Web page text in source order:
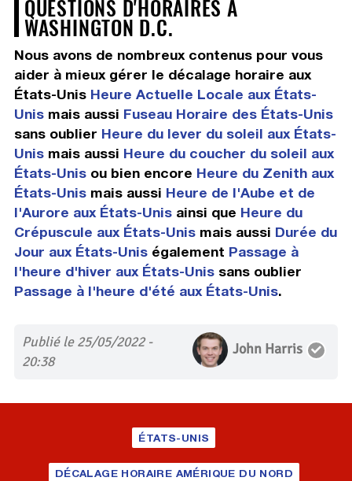
QUESTIONS D'HORAIRES À
WASHINGTON D.C.
Nous avons de nombreux contenus pour vous
aider à mieux gérer le décalage horaire aux
États-Unis Heure Actuelle Locale aux États-
Unismais aussi Fuseau Horaire des États-Unis
sans oublier Heure du lever du soleil aux États-
Unismais aussi Heure du coucher du soleil aux
États-Unisou bien encore Heure du Zenith aux
États-Unismais aussi Heure de l'Aube et de
l'Aurore aux États-Unisainsi que Heure du
Crépuscule aux États-Unismais aussi Durée du
Jour aux États-Uniségalement Passage à
l'heure d'hiver aux États-Unissans oublier
Passage à l'heure d'été aux États-Unis.
Publié le 25/05/2022 -
20:38
John Harris
ÉTATS-UNIS
DÉCALAGE HORAIRE AMÉRIQUE DU NORD